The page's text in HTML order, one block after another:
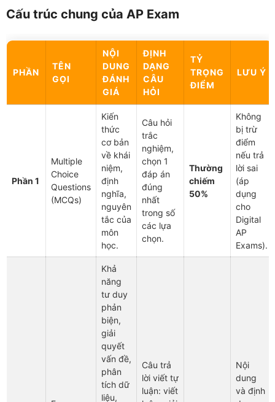
Cấu trúc chung của AP Exam
PHẦN
TÊN
GỌI
NỘI
DUNG
ĐÁNH
GIÁ
ĐỊNH
DẠNG
CÂU
HỎI
TỶ
TRỌNG
ĐIỂM
LƯU Ý
Phần 1
Multiple
Choice
Questions
(MCQs)
Kiến
thức
cơ bản
về khái
niệm,
định
nghĩa,
nguyên
tắc của
môn
học.
Câu hỏi
trắc
nghiệm,
chọn 1
đáp án
đúng
nhất
trong số
các lựa
chọn.
Thường
chiếm
50%
Không
bị trừ
điểm
nếu trả
lời sai
(áp
dụng
cho
Digital
AP
Exams).
Khả
năng
tư duy
phản
biện,
giải
quyết
vấn đề,
phân
tích dữ
liệu,
Câu trả
lời viết tự
luận: viết
Nội
dung
và định